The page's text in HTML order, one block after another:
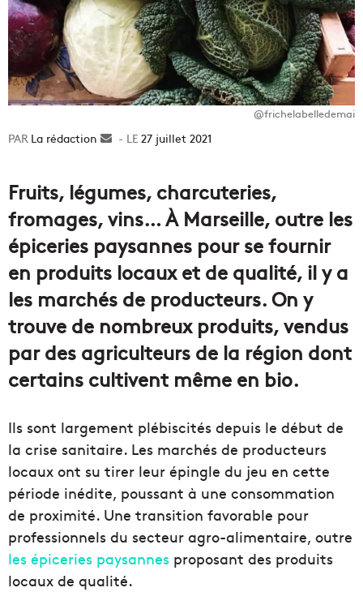
@frichelabelledemai
La rédaction
Envoyer27 juillet 2021
Fruits, légumes, charcuteries,
fromages, vins… À Marseille, outre les
épiceries paysannes pour se fournir
en produits locaux et de qualité, il y a
les marchés de producteurs. On y
trouve de nombreux produits, vendus
par des agriculteurs de la région dont
certains cultivent même en bio.
Ils sont largement plébiscités depuis le début de
la crise sanitaire. Les marchés de producteurs
locaux ont su tirer leur épingle du jeu en cette
période inédite, poussant à une consommation
de proximité. Une transition favorable pour
professionnels du secteur agro-alimentaire, outre
les épiceries paysannes proposant des produits
locaux de qualité.